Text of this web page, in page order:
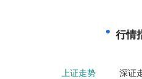
行情
上证走势 深证